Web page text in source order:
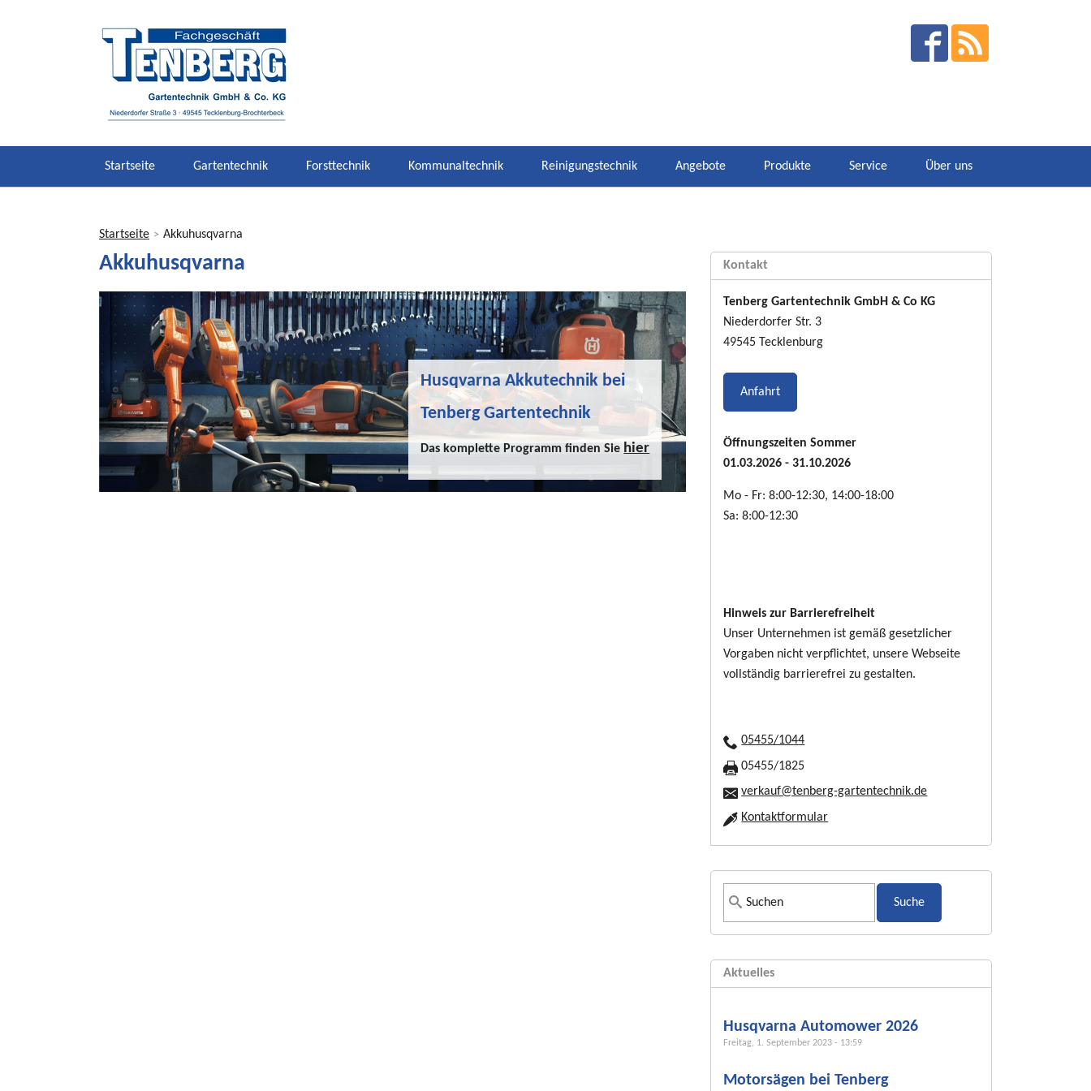
Startseite Gartentechnik Forsttechnik Kommunaltechnik Reinigungstechnik Angebote Produkte Service Über uns
Sie
sind
hier
Startseite > Akkuhusqvarna
Akkuhusqvarna
Husqvarna Akkutechnik bei
Tenberg Gartentechnik
Das komplette Programm finden Sie hier
Kontakt
Tenberg Gartentechnik GmbH & Co KG
Niederdorfer Str. 3
49545 Tecklenburg
Anfahrt
Öffnungszeiten Sommer
01.03.2026 - 31.10.2026
Mo - Fr: 8:00-12:30, 14:00-18:00
Sa: 8:00-12:30
Hinweis zur Barrierefreiheit
Unser Unternehmen ist gemäß gesetzlicher
Vorgaben nicht verpflichtet, unsere Webseite
vollständig barrierefrei zu gestalten.
05455/1044
05455/1825
verkauf@tenberg-gartentechnik.de
Kontaktformular
S
u
h
f
r
m
l
Aktuelles
Husqvarna Automower 2026
Freitag, 1. September 2023 - 13:59
Motorsägen bei Tenberg